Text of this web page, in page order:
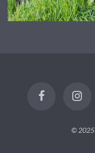
© 2025